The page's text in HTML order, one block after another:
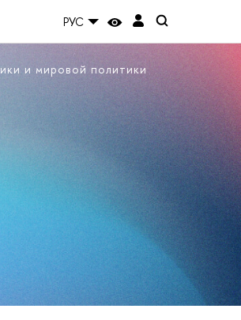
РУС
и мировой политики